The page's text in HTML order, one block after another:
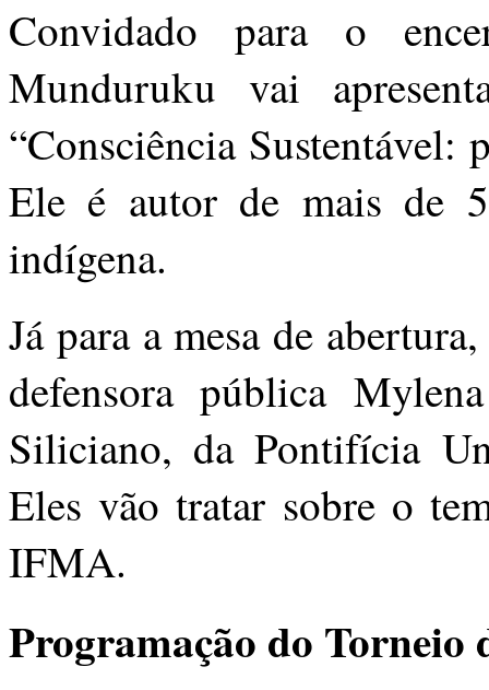
Convidado para o
Munduruku vai
“Consciência Sustentável:
Ele é autor de mais de
indígena.
Já para a mesa de
defensora pública
Siliciano, da Pontifícia
Eles vão tratar sobre o
IFMA.
Programação do Torneio